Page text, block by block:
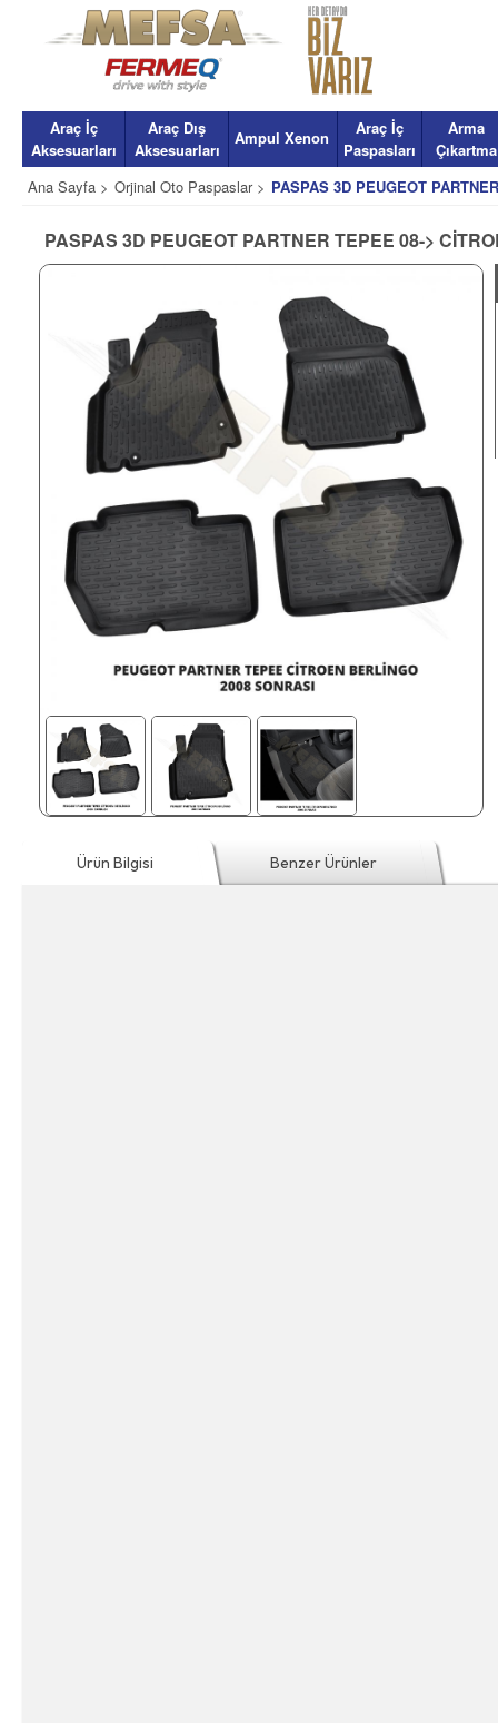
Araç İç
Aksesuarları
Araç Dış
Aksesuarları
Ampul Xenon
Araç İç
Paspasları
Arma
Çıkartma
Ana Sayfa > Orjinal Oto Paspaslar > PASPAS 3D PEUGEOT
PASPAS 3D PEUGEOT PARTNER TEPEE 08->
Ürün Bilgisi Benzer Ürünler